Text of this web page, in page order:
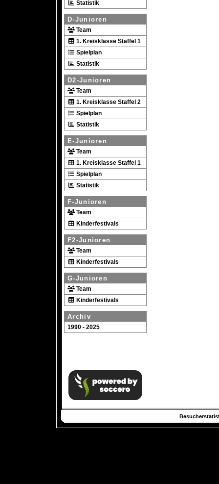
Statistik
D-Junioren
Team
1. Kreisklasse Staffel 1
Spielplan
Statistik
D2-Junioren
Team
1. Kreisklasse Staffel 2
Spielplan
Statistik
E-Junioren
Team
1. Kreisklasse Staffel 1
Spielplan
Statistik
F-Junioren
Team
Kinderfestivals
F2-Junioren
Team
Kinderfestivals
G-Junioren
Team
Kinderfestivals
Archiv
1990 - 2025